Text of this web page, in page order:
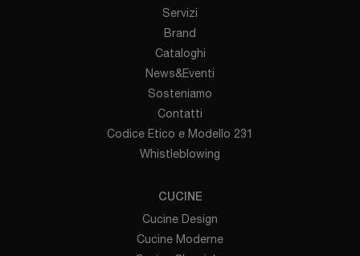
Servizi
Brand
Cataloghi
News&Eventi
Sosteniamo
Contatti
Codice Etico e Modello 231
Whistleblowing
CUCINE
Cucine Design
Cucine Moderne